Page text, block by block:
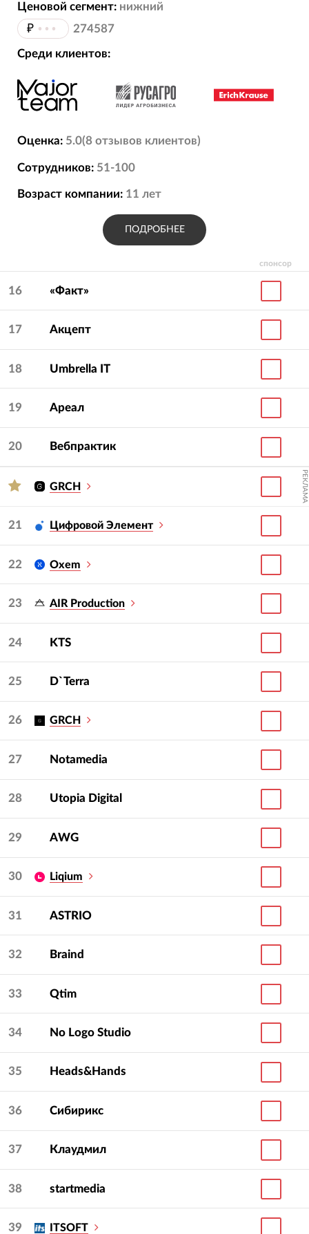
спонсор
Ценовой сегмент: нижний
₽ ••• 274587
Среди клиентов:
Оценка: 5.0(8 отзывов клиентов)
Сотрудников: 51-100
Возраст компании: 11 лет
ПОДРОБНЕЕ
16 «Факт»
17 Акцепт
18 Umbrella IT
19 Ареал
20 Вебпрактик
GRCH РЕКЛАМА
21 Цифровой Элемент
22 Oxem
23 AIR Production
24 KTS
25 D`Terra
26 GRCH
27 Notamedia
28 Utopia Digital
29 AWG
30 Liqium
31 ASTRIO
32 Braind
33 Qtim
34 No Logo Studio
35 Heads&Hands
36 Сибирикс
37 Клаудмил
38 startmedia
39 ITSOFT